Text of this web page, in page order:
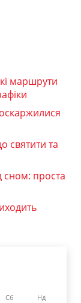
маршрути
святити та
сном: проста
Сб Нд